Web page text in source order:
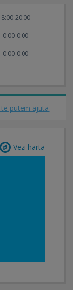
8:00-20:00
0:00-0:00
0:00-0:00
te putem ajuta!
Vezi harta